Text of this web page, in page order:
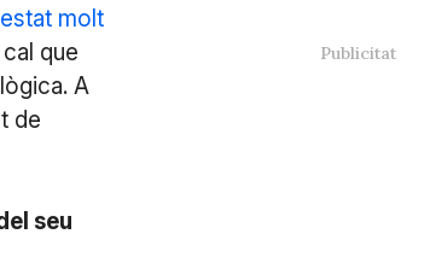
molt
que
A
de
seu